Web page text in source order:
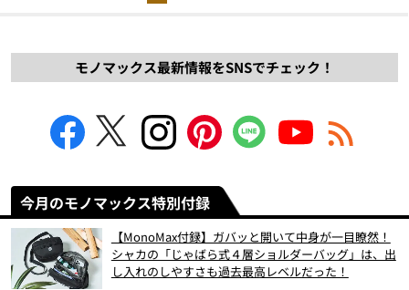
モノマックス最新情報をSNSでチェック！
今月のモノマックス特別付録
【MonoMax付録】ガバッと開いて中身が一目瞭然！
シャカの「じゃばら式４層ショルダーバッグ」は、出
し入れのしやすさも過去最高レベルだった！